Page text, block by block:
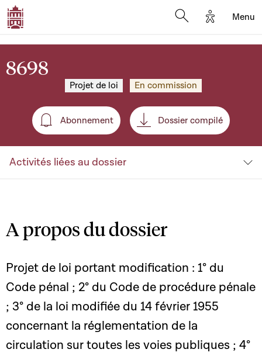
Options
Menu
8698
Projet de loi En commission
Abonnement
Abonnement Dossier compilé
Activités liées au dossier
A propos du dossier
Projet de loi portant modification : 1° du
Code pénal ; 2° du Code de procédure pénale
; 3° de la loi modifiée du 14 février 1955
concernant la réglementation de la
circulation sur toutes les voies publiques ; 4°